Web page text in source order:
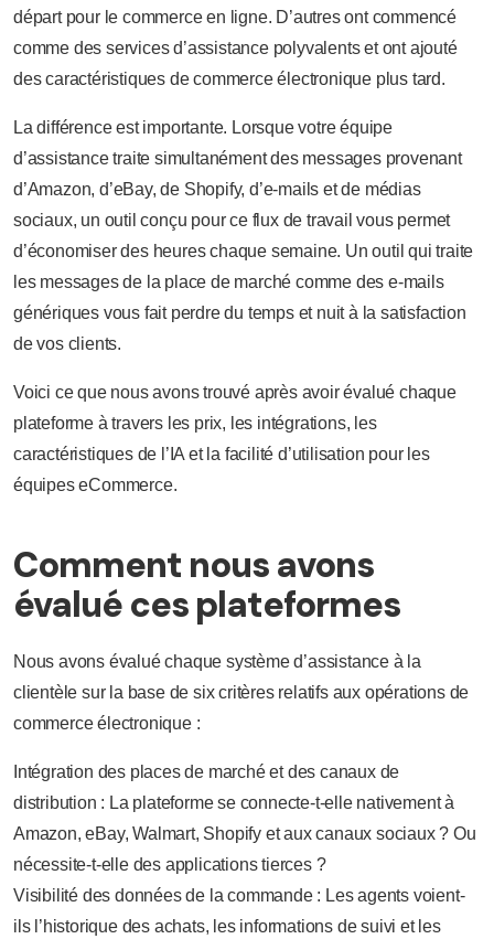
départ pour le commerce en ligne. D’autres ont commencé
comme des services d’assistance polyvalents et ont ajouté
des caractéristiques de commerce électronique plus tard.
La différence est importante. Lorsque votre équipe
d’assistance traite simultanément des messages provenant
d’Amazon, d’eBay, de Shopify, d’e-mails et de médias
sociaux, un outil conçu pour ce flux de travail vous permet
d’économiser des heures chaque semaine. Un outil qui traite
les messages de la place de marché comme des e-mails
génériques vous fait perdre du temps et nuit à la satisfaction
de vos clients.
Voici ce que nous avons trouvé après avoir évalué chaque
plateforme à travers les prix, les intégrations, les
caractéristiques de l’IA et la facilité d’utilisation pour les
équipes eCommerce.
Comment nous avons
évalué ces plateformes
Nous avons évalué chaque système d’assistance à la
clientèle sur la base de six critères relatifs aux opérations de
commerce électronique :
Intégration des places de marché et des canaux de
distribution : La plateforme se connecte-t-elle nativement à
Amazon, eBay, Walmart, Shopify et aux canaux sociaux ? Ou
nécessite-t-elle des applications tierces ?
Visibilité des données de la commande : Les agents voient-
ils l’historique des achats, les informations de suivi et les